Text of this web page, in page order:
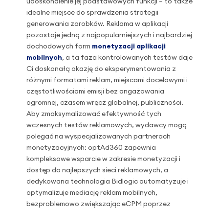
idealne miejsce do sprawdzenia strategii
generowania zarobków. Reklama w aplikacji
pozostaje jedną z najpopularniejszych i najbardziej
dochodowych form monetyzacji aplikacji
mobilnych, a ta faza kontrolowanych testów daje
Ci doskonałą okazję do eksperymentowania z
różnymi formatami reklam, miejscami docelowymi i
częstotliwościami emisji bez angażowania
ogromnej, czasem wręcz globalnej, publiczności.
Aby zmaksymalizować efektywność tych
wczesnych testów reklamowych, wydawcy mogą
polegać na wyspecjalizowanych partnerach
monetyzacyjnych: optAd360 zapewnia
kompleksowe wsparcie w zakresie monetyzacji i
dostęp do najlepszych sieci reklamowych, a
dedykowana technologia Bidlogic automatyzuje i
optymalizuje mediację reklam mobilnych,
bezproblemowo zwiększając eCPM poprzez